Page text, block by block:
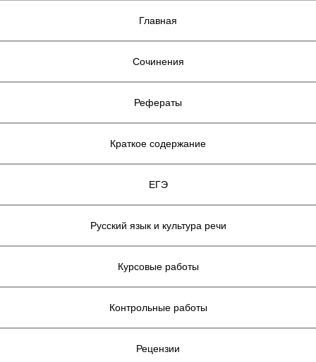
Главная
Сочинения
Рефераты
Краткое содержание
ЕГЭ
Русский язык и культура речи
Курсовые работы
Контрольные работы
Рецензии